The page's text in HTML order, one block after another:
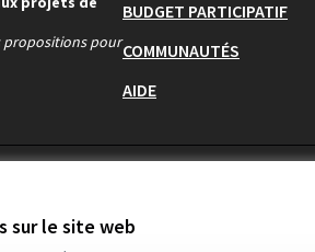
sur le site web
propositions pour
BUDGET PARTICIPATIF
COMMUNAUTÉS
AIDE